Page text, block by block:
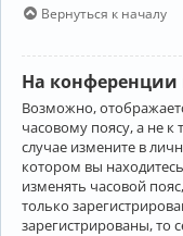
Вернуться к началу
На конференции
Возможно,
часовому поясу, а не
случае измените в
котором вы
изменять часовой
только
зарегистрированы, то